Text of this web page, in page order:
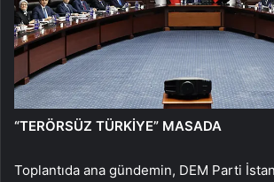
“TERÖRSÜZ TÜRKİYE” MASADA
Toplantıda ana gündemin, DEM Parti